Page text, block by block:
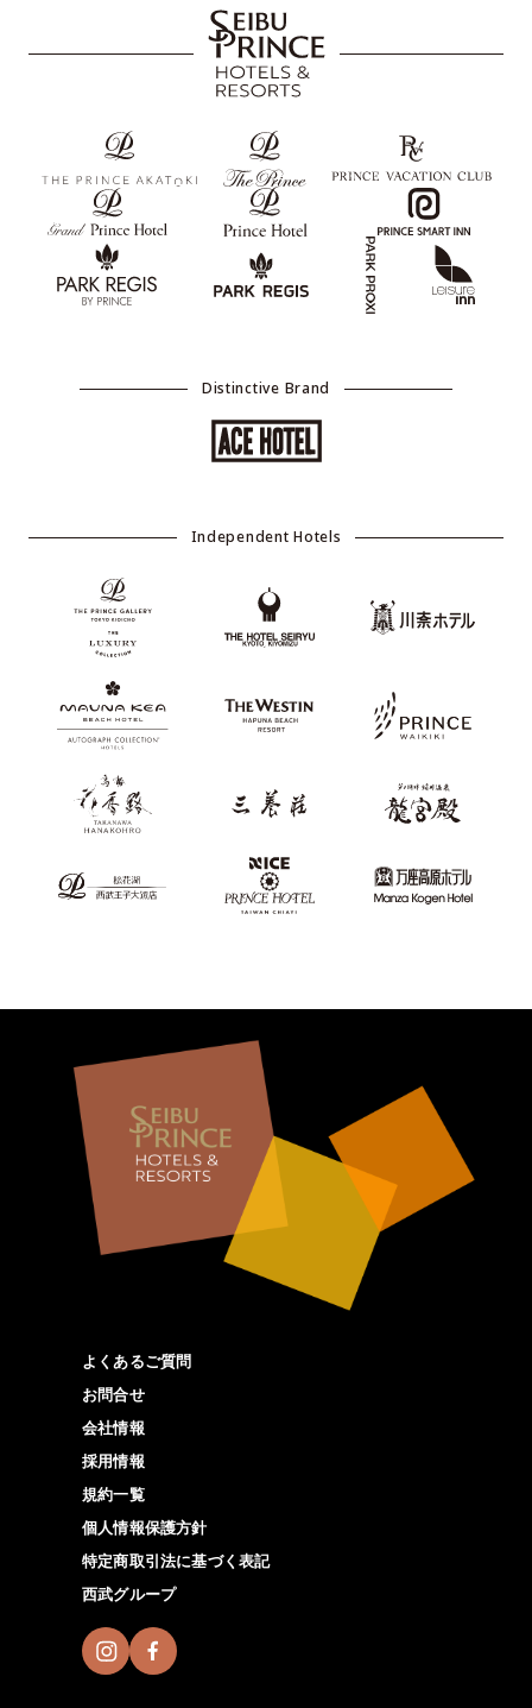
Distinctive Brand
Independent Hotels
よくあるご質問
お問合せ
会社情報
採用情報
規約一覧
個人情報保護方針
特定商取引法に基づく表記
西武グループ